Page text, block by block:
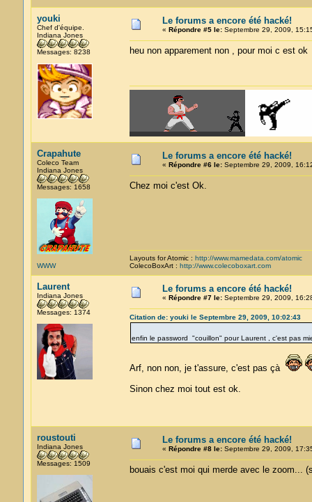
youki
Chef d'équipe.
Indiana Jones
Messages: 8238
Le forums a encore été hacké!
« Répondre #5 le:Septembre 29, 2009,
heu non apparement non , pour moi c est ok
Crapahute
Coleco Team
Indiana Jones
Messages: 1658
WWW
Le forums a encore été hacké!
« Répondre #6 le:Septembre 29, 2009,
Chez moi c'est Ok.
Layouts for Atomic : http://www.mamedata.com/atomic
ColecoBoxArt : http://www.colecoboxart.com
Laurent
Indiana Jones
Messages: 1374
Le forums a encore été hacké!
« Répondre #7 le:Septembre 29, 2009,
Citation de: youki le Septembre 29, 2009, 10:02:43
enfin le password "couillon" pour Laurent , c'est pas
Arf, non non, je t'assure, c'est pas çà
Sinon chez moi tout est ok.
roustouti
Indiana Jones
Messages: 1509
Le forums a encore été hacké!
« Répondre #8 le:Septembre 29, 2009,
bouais c'est moi qui merde avec le zoom...